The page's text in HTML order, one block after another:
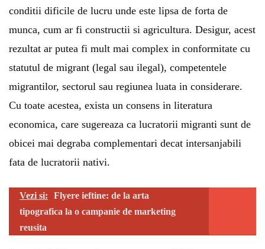
conditii dificile de lucru unde este lipsa de forta de
munca, cum ar fi constructii si agricultura. Desigur, acest
rezultat ar putea fi mult mai complex in conformitate cu
statutul de migrant (legal sau ilegal), competentele
migrantilor, sectorul sau regiunea luata in considerare.
Cu toate acestea, exista un consens in literatura
economica, care sugereaza ca lucratorii migranti sunt de
obicei mai degraba complementari decat intersanjabili
fata de lucratorii nativi.
Vezi si:
Flyere ieftine: de la arta
tipografica la o campanie de marketing
reusita